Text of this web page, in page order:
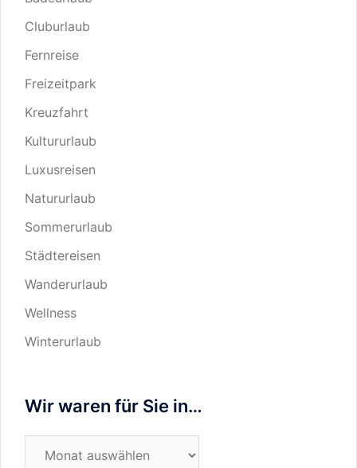
Cluburlaub
Fernreise
Freizeitpark
Kreuzfahrt
Kultururlaub
Luxusreisen
Natururlaub
Sommerurlaub
Städtereisen
Wanderurlaub
Wellness
Winterurlaub
Wir waren für Sie in…